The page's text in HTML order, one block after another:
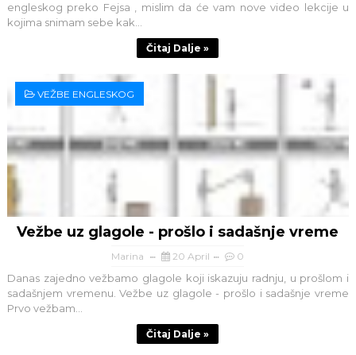
engleskog preko Fejsa , mislim da će vam nove video lekcije u
kojima snimam sebe kak...
Čitaj Dalje »
VEŽBE ENGLESKOG
Vežbe uz glagole - prošlo i sadašnje vreme
Marina 20 April 0
Danas zajedno vežbamo glagole koji iskazuju radnju, u prošlom i
sadašnjem vremenu. Vežbe uz glagole - prošlo i sadašnje vreme
Prvo vežbam...
Čitaj Dalje »